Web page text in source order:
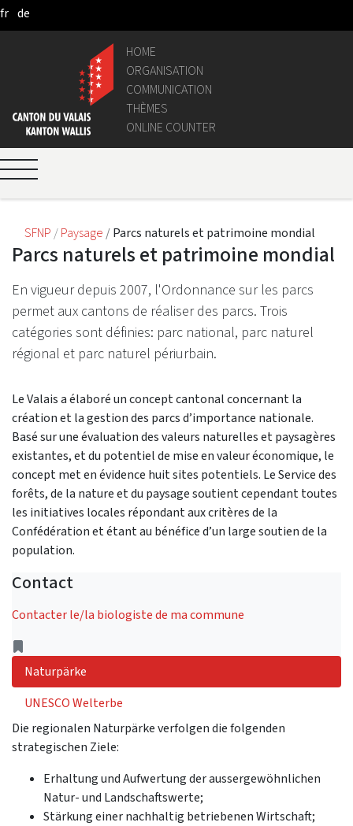
Skip to Main Content
fr de
HOME
ORGANISATION
COMMUNICATION
THÈMES
ONLINE COUNTER
SFNP Paysage Parcs naturels et patrimoine mondial
Parcs naturels et patrimoine mondial
En vigueur depuis 2007, l'Ordonnance sur les parcs
permet aux cantons de réaliser des parcs. Trois
catégories sont définies: parc national, parc naturel
régional et parc naturel périurbain.
Le Valais a élaboré un concept cantonal concernant la
création et la gestion des parcs d’importance nationale.
Basé sur une évaluation des valeurs naturelles et paysagères
existantes, et du potentiel de mise en valeur économique, le
concept met en évidence huit sites potentiels. Le Service des
forêts, de la nature et du paysage soutient cependant toutes
les initiatives locales répondant aux critères de la
Confédération et étant au bénéfice d’un large soutien de la
population.
Contact
Contacter le/la biologiste de ma commune
Naturpärke
UNESCO Welterbe
Die regionalen Naturpärke verfolgen die folgenden
strategischen Ziele:
Erhaltung und Aufwertung der aussergewöhnlichen
Natur- und Landschaftswerte;
Stärkung einer nachhaltig betriebenen Wirtschaft;